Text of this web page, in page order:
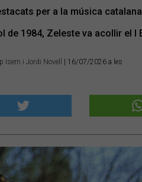
per a la música catalana
de 1984, Zeleste va acollir el I
Isern i Jordi Novell
| 16/07/2026 a les